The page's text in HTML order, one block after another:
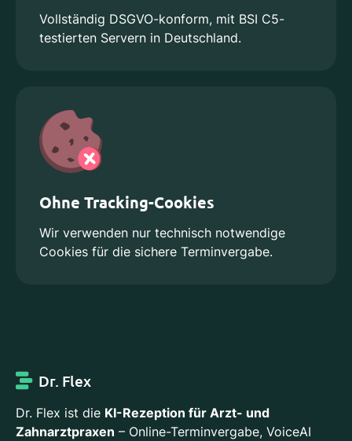
Vollständig DSGVO-konform, mit BSI C5-
testierten Servern in Deutschland.
Ohne Tracking-Cookies
Wir verwenden nur technisch notwendige
Cookies für die sichere Terminvergabe.
Dr. Flex
Dr. Flex ist die KI-Rezeption für Arzt- und
Zahnarztpraxen – Online-Terminvergabe, VoiceAI